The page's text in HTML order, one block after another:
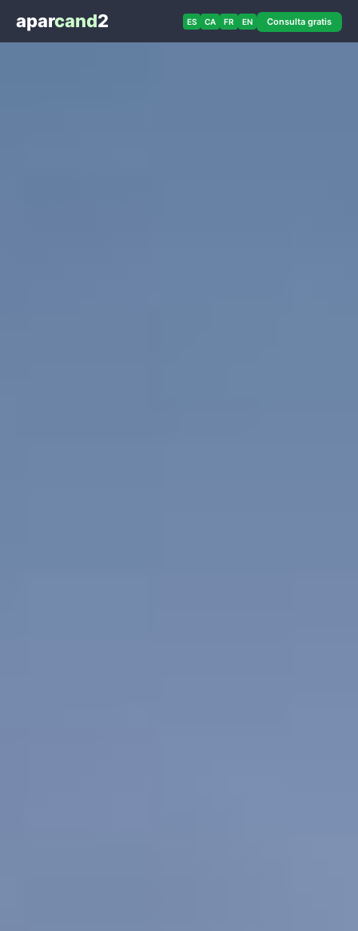
aparcand2 ES CA FR EN Consulta gratis